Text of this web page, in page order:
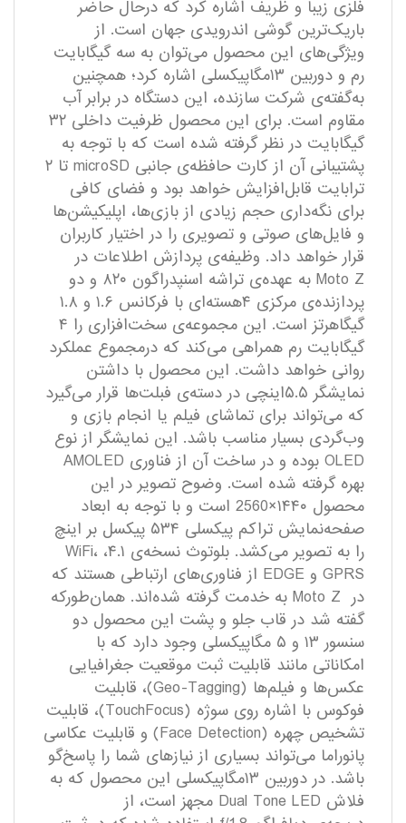
فلزی زیبا و ظریف اشاره کرد که درحال حاضر
باریک‌ترین گوشی اندرویدی جهان است. از
ویژگی‌های این محصول می‌توان به سه گیگابایت
رم و دوربین ۱۳مگاپیکسلی اشاره کرد؛ همچنین
به‌گفته‌ی شرکت سازنده، این دستگاه در برابر آب
مقاوم است. برای این محصول ظرفیت داخلی ۳۲
گیگابایت در نظر گرفته شده است که با توجه به
پشتیبانی آن از کارت حافظه‌ی جانبی microSD تا ۲
ترابایت قابل‌افزایش خواهد بود و فضای کافی
برای نگه‌داری حجم زیادی از بازی‌ها، اپلیکیشن‌ها
و فایل‌های صوتی و تصویری را در اختیار کاربران
قرار خواهد داد. وظیفه‌ی پردازش اطلاعات در
Moto Z به عهده‌ی تراشه اسنپدراگون ۸۲۰ و دو
پردازنده‌ی مرکزی ۴هسته‌ای با فرکانس ۱.۶ و ۱.۸
گیگاهرتز است. این مجموعه‌ی سخت‌افزاری را ۴
گیگابایت رم همراهی می‌کند که درمجموع عملکرد
روانی خواهد داشت. این محصول با داشتن
نمایشگر ۵.۵اینچی در دسته‌ی فبلت‌ها قرار می‌گیرد
که می‌تواند برای تماشای فیلم یا انجام بازی و
وب‌گردی بسیار مناسب باشد. این نمایشگر از نوع
OLED بوده و در ساخت آن از فناوری AMOLED
بهره گرفته شده است. وضوح تصویر در این
محصول ۱۴۴۰×2560 است و با توجه به ابعاد
صفحه‌نمایش تراکم پیکسلی ۵۳۴ پیکسل بر اینچ
را به تصویر می‌کشد. بلوتوث نسخه‌ی ۴.۱، WiFi،
GPRS و EDGE از فناوری‌های ارتباطی هستند که
در Moto Z به خدمت گرفته شده‌اند. همان‌طورکه
گفته شد در قاب جلو و پشت این محصول دو
سنسور ۱۳ و ۵ مگاپیکسلی وجود دارد که با
امکاناتی مانند قابلیت ثبت موقعیت جغرافیایی
عکس‌ها و فیلم‌ها (Geo-Tagging)، قابلیت
فوکوس با اشاره روی سوژه (TouchFocus)، قابلیت
تشخیص چهره (Face Detection) و قابلیت عکاسی
پانوراما می‌تواند بسیاری از نیازهای شما را پاسخ‌گو
باشد. در دوربین ۱۳مگاپیکسلی این محصول که به
فلاش Dual Tone LED مجهز است، از